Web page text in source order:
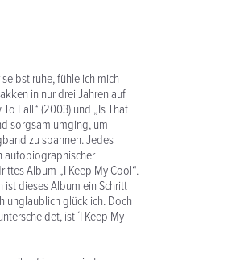
ruhe, fühle ich mich
in nur drei Jahren auf
Fall“ (2003) und „Is That
sorgsam umging, um
zu spannen. Jedes
autobiographischer
Album „I Keep My Cool“.
ist dieses Album ein Schritt
unglaublich glücklich. Doch
ist ´I Keep My